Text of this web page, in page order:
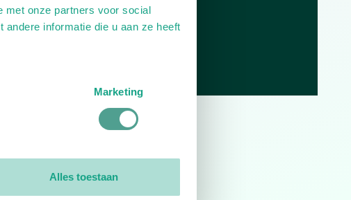
met onze partners voor social
informatie die u aan ze heeft
Marketing
Alles toestaan